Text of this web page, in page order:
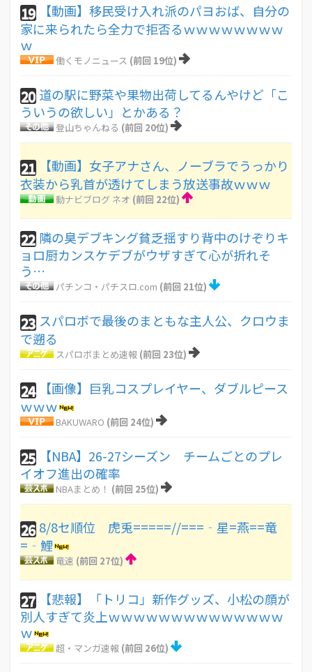
19
【動画】移民受け入れ派のパヨおば、自分の
家に来られたら全力で拒否るｗｗｗｗｗｗｗｗ
ｗ
働くモノニュース (前回 19位)
20 道の駅に野菜や果物出荷してるんやけど「こ
ういうの欲しい」とかある？
登山ちゃんねる (前回 20位)
21
【動画】女子アナさん、ノーブラでうっかり
衣装から乳首が透けてしまう放送事故ｗｗｗ
動ナビブログ ネオ (前回 22位)
22 隣の臭デブキング貧乏揺すり背中のけぞりキ
ョロ厨カンスケデブがウザすぎて心が折れそ
う…
パチンコ・パチスロ.com (前回 21位)
23 スパロボで最後のまともな主人公、クロウま
で遡る
スパロボまとめ速報 (前回 23位)
24
【画像】巨乳コスプレイヤー、ダブルピース
ｗｗｗ
BAKUWARO (前回 24位)
25
【NBA】26-27シーズン チームごとのプレ
イオフ進出の確率
NBAまとめ！ (前回 25位)
26 8/8セ順位 虎兎=====//===‐星=燕==竜
=‐鯉
竜速 (前回 27位)
27
【悲報】「トリコ」新作グッズ、小松の顔が
別人すぎて炎上ｗｗｗｗｗｗｗｗｗｗｗｗｗｗ
ｗ
超・マンガ速報 (前回 26位)